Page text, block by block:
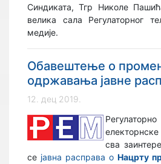
Синдиката, Тгр Николе
велика сала Регулаторног
медије.
Обавештење о
одржавања јавне
12. дец 2019.
сва
се јавна расправа о Нацрту